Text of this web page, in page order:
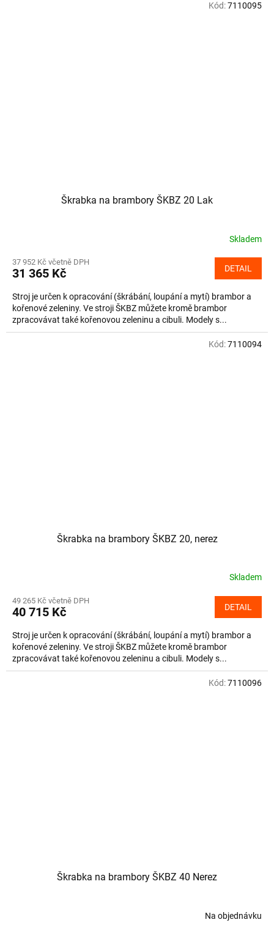
Škrabka na brambory ŠKBZ 20 Lak
Skladem
37 952 Kč včetně DPH
31 365 Kč DETAIL
Stroj je určen k opracování (škrábání, loupání a mytí) brambor a
kořenové zeleniny. Ve stroji ŠKBZ můžete kromě brambor
zpracovávat také kořenovou zeleninu a cibuli. Modely s...
Kód:7110095
Škrabka na brambory ŠKBZ 20, nerez
Skladem
49 265 Kč včetně DPH
40 715 Kč DETAIL
Stroj je určen k opracování (škrábání, loupání a mytí) brambor a
kořenové zeleniny. Ve stroji ŠKBZ můžete kromě brambor
zpracovávat také kořenovou zeleninu a cibuli. Modely s...
Kód:7110094
Škrabka na brambory ŠKBZ 40 Nerez
Na objednávku
Kód:7110096